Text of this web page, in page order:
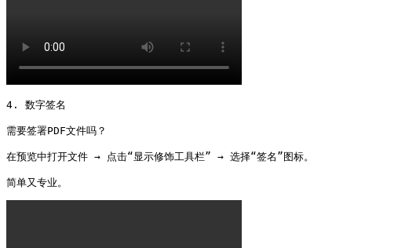
4. 数字签名
需要签署PDF文件吗？
在预览中打开文件 → 点击“显示修饰工具栏” → 选择“签名”图标。
简单又专业。